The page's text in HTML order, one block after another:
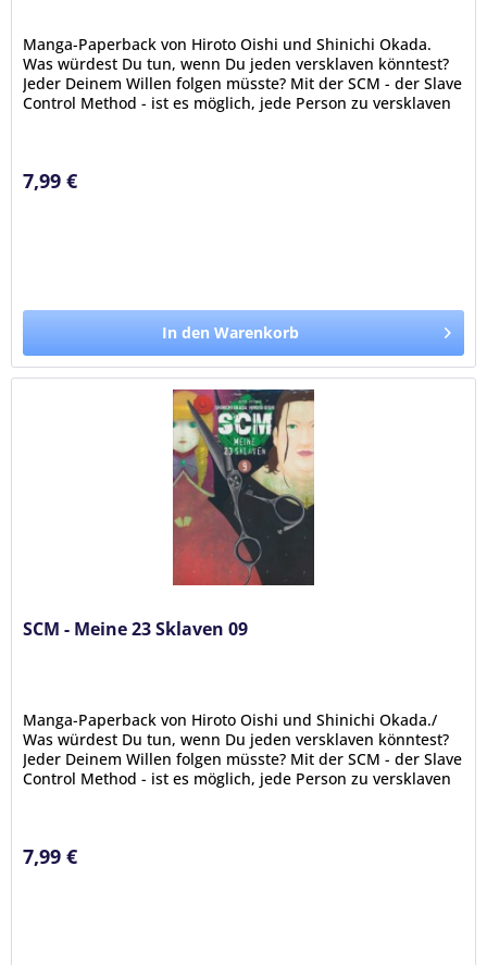
Manga-Paperback von Hiroto Oishi und Shinichi Okada.
Was würdest Du tun, wenn Du jeden versklaven könntest?
Jeder Deinem Willen folgen müsste? Mit der SCM - der Slave
Control Method - ist es möglich, jede Person zu versklaven
7,99 €
In den Warenkorb
SCM - Meine 23 Sklaven 09
Manga-Paperback von Hiroto Oishi und Shinichi Okada./
Was würdest Du tun, wenn Du jeden versklaven könntest?
Jeder Deinem Willen folgen müsste? Mit der SCM - der Slave
Control Method - ist es möglich, jede Person zu versklaven
7,99 €